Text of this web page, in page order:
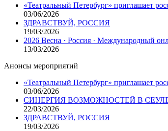
«Театральный Петербург» приглашает
03/06/2026
ЗДРАВСТВУЙ, РОССИЯ
19/03/2026
2026 Весна · Россия · Международный
13/03/2026
Анонсы мероприятий
«Театральный Петербург» приглашает
03/06/2026
СИНЕРГИЯ ВОЗМОЖНОСТЕЙ В
22/03/2026
ЗДРАВСТВУЙ, РОССИЯ
19/03/2026